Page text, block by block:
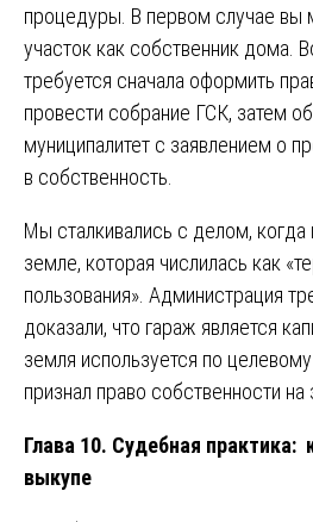
процедуры. В первом случае вы
участок как собственник дома.
требуется сначала оформить
провести собрание ГСК, затем
муниципалитет с заявлением о
в собственность.
Мы сталкивались с делом,
земле, которая числилась как
пользования». Администрация
доказали, что гараж является
земля используется по
признал право собственности на
Глава 10. Судебная практика:
выкупе